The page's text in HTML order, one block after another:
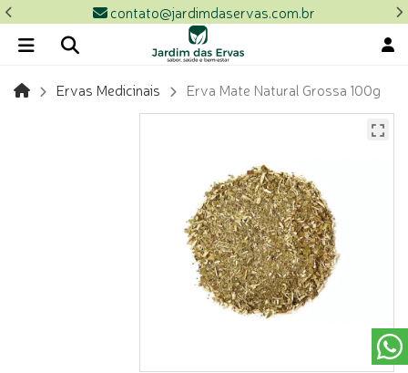
contato@jardimdaservas.com.br
Ervas Medicinais Erva Mate Natural Grossa 100g